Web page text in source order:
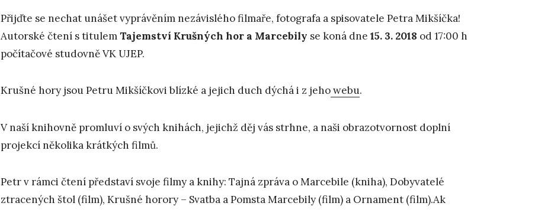
Přijďte se nechat unášet vyprávěním nezávislého filmaře, fotografa a spisovatele Petra Mikšíčka!
Autorské čtení s titulemTajemství Krušných hor a Marcebily se koná dne 15. 3. 2018 od 17:00 h
počítačové studovně VK UJEP.
Krušné hory jsou Petru Mikšíčkovi blízké a jejich duch dýchá i z jehowebu.
V naší knihovně promluví o svých knihách, jejichž děj vás strhne, a naši obrazotvornost doplní
projekcí několika krátkých filmů.
Petr v rámci čtení představí svoje filmy a knihy: Tajná zpráva o Marcebile (kniha), Dobyvatelé
ztracených štol (film), Krušné horory – Svatba a Pomsta Marcebily (film) a Ornament (film).Ak